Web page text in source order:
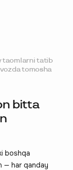
bitta
boshqa
— har qanday
taomlarni tatib
tomosha